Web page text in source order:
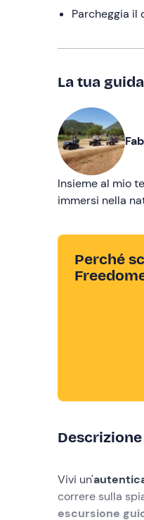
Parcheggia il
La tua guida
Insieme al mio
immersi nella
Perché
Vivi un'
correre sulla
escursione